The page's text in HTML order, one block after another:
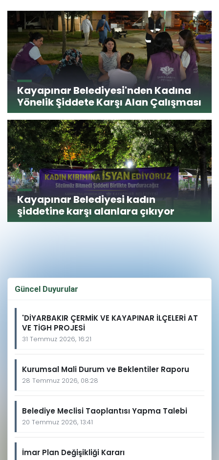
Kayapınar Belediyesi'nden Kadına
Yönelik Şiddete Karşı Alan Çalışması
Kayapınar Belediyesi kadın
şiddetine karşı alanlara çıkıyor
Güncel Duyurular
'DİYARBAKIR ÇERMİK VE KAYAPINAR İLÇELERİ AT
VE TİGH PROJESİ
31 Temmuz 2026, 16:21
Kurumsal Mali Durum ve Beklentiler Raporu
28 Temmuz 2026, 08:28
Belediye Meclisi Taoplantısı Yapma Talebi
20 Temmuz 2026, 13:41
İmar Plan Değişikliği Kararı